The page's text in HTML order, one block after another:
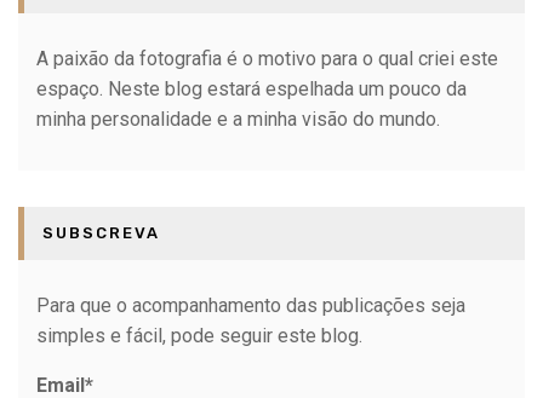
A paixão da fotografia é o motivo para o qual criei este
espaço. Neste blog estará espelhada um pouco da
minha personalidade e a minha visão do mundo.
SUBSCREVA
Para que o acompanhamento das publicações seja
simples e fácil, pode seguir este blog.
Email*